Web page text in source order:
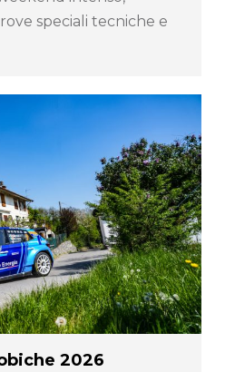
speciali tecniche e
2026